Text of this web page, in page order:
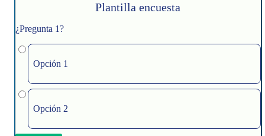
Plantilla encuesta
¿Pregunta 1?
Opción 1
Opción 2